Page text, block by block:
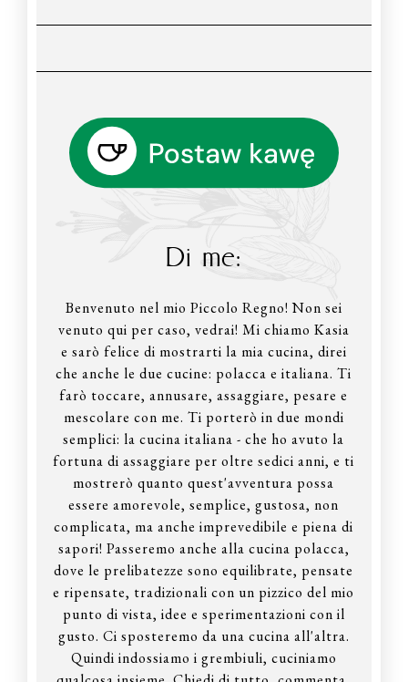
Di me:
Benvenuto nel mio Piccolo Regno! Non sei
venuto qui per caso, vedrai! Mi chiamo Kasia
e sarò felice di mostrarti la mia cucina, direi
che anche le due cucine: polacca e italiana. Ti
farò toccare, annusare, assaggiare, pesare e
mescolare con me. Ti porterò in due mondi
semplici: la cucina italiana - che ho avuto la
fortuna di assaggiare per oltre sedici anni, e ti
mostrerò quanto quest'avventura possa
essere amorevole, semplice, gustosa, non
complicata, ma anche imprevedibile e piena di
sapori! Passeremo anche alla cucina polacca,
dove le prelibatezze sono equilibrate, pensate
e ripensate, tradizionali con un pizzico del mio
punto di vista, idee e sperimentazioni con il
gusto. Ci sposteremo da una cucina all'altra.
Quindi indossiamo i grembiuli, cuciniamo